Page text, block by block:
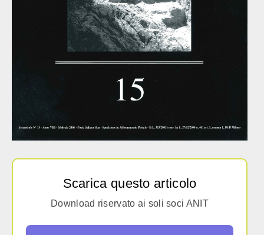
Scarica questo articolo
Download riservato ai soli soci ANIT